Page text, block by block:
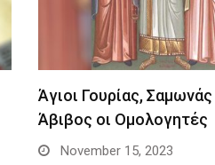
Άγιοι Γουρίας, Σαμωνάς
Άβιβος οι Ομολογητές
November 15, 2023